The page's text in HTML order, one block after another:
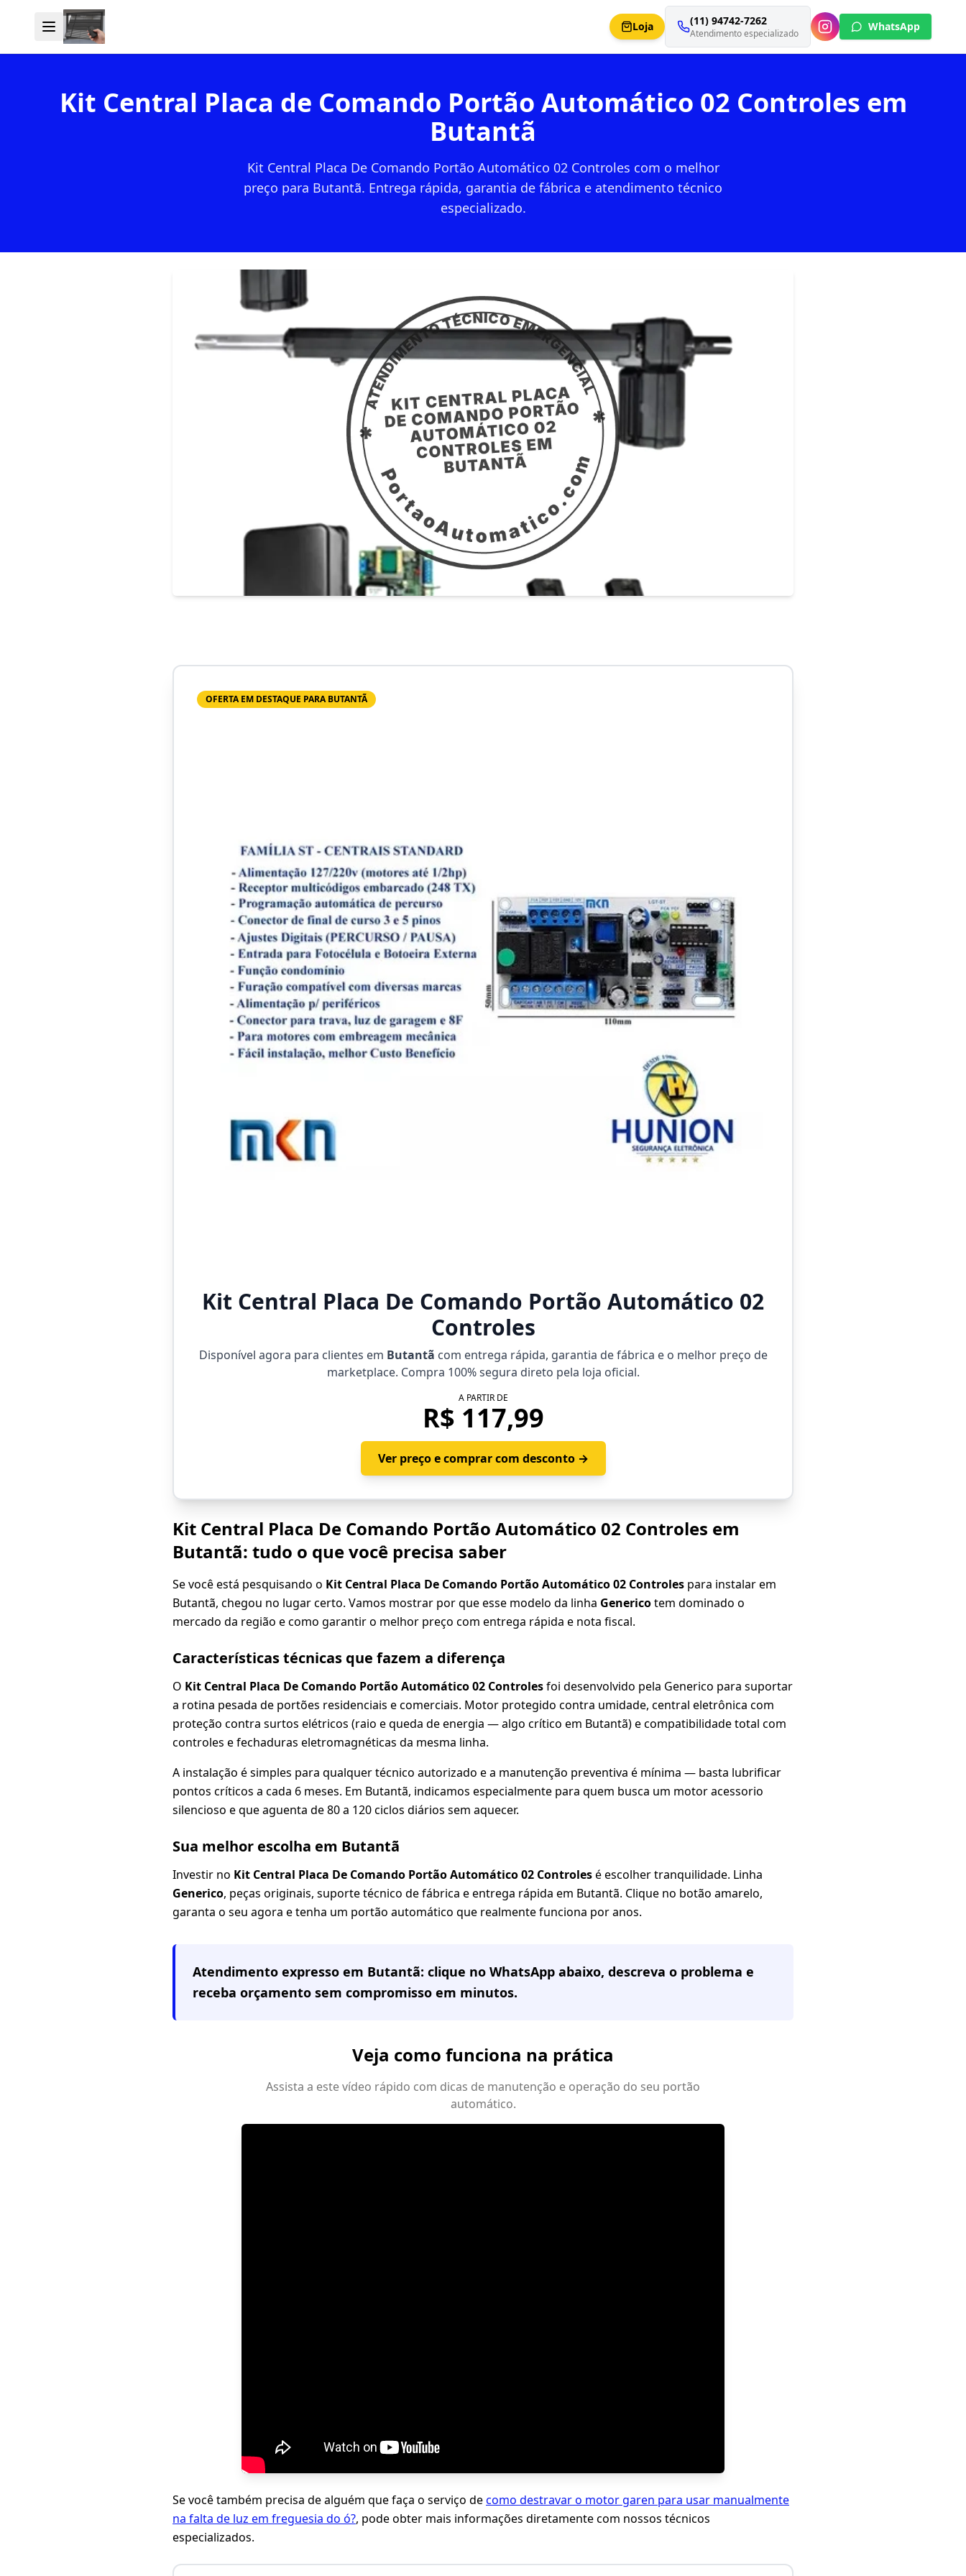
Loja (11) 94742-7262
Atendimento especializado
WhatsApp
Kit Central Placa de Comando Portão Automático 02 Controles em
Butantã
Kit Central Placa De Comando Portão Automático 02 Controles com o melhor
preço para Butantã. Entrega rápida, garantia de fábrica e atendimento técnico
especializado.
OFERTA EM DESTAQUE PARA BUTANTÃ
Kit Central Placa De Comando Portão Automático 02
Controles
Disponível agora para clientes em Butantã com entrega rápida, garantia de fábrica e o melhor preço de
marketplace. Compra 100% segura direto pela loja oficial.
A PARTIR DE
R$ 117,99
Ver preço e comprar com desconto →
Kit Central Placa De Comando Portão Automático 02 Controles em
Butantã: tudo o que você precisa saber
Se você está pesquisando o Kit Central Placa De Comando Portão Automático 02 Controles para instalar em
Butantã, chegou no lugar certo. Vamos mostrar por que esse modelo da linha Genericotem dominado o
mercado da região e como garantir o melhor preço com entrega rápida e nota fiscal.
Características técnicas que fazem a diferença
O Kit Central Placa De Comando Portão Automático 02 Controlesfoi desenvolvido pela Generico para suportar
a rotina pesada de portões residenciais e comerciais. Motor protegido contra umidade, central eletrônica com
proteção contra surtos elétricos (raio e queda de energia — algo crítico em Butantã) e compatibilidade total com
controles e fechaduras eletromagnéticas da mesma linha.
A instalação é simples para qualquer técnico autorizado e a manutenção preventiva é mínima — basta lubrificar
pontos críticos a cada 6 meses. Em Butantã, indicamos especialmente para quem busca um motor acessorio
silencioso e que aguenta de 80 a 120 ciclos diários sem aquecer.
Sua melhor escolha em Butantã
Investir no Kit Central Placa De Comando Portão Automático 02 Controlesé escolher tranquilidade. Linha
Generico, peças originais, suporte técnico de fábrica e entrega rápida em Butantã. Clique no botão amarelo,
garanta o seu agora e tenha um portão automático que realmente funciona por anos.
Atendimento expresso em Butantã: clique no WhatsApp abaixo, descreva o problema e
receba orçamento sem compromisso em minutos.
Veja como funciona na prática
Assista a este vídeo rápido com dicas de manutenção e operação do seu portão
automático.
Se você também precisa de alguém que faça o serviço decomo destravar o motor garen para usar manualmente
na falta de luz em freguesia do ó?, pode obter mais informações diretamente com nossos técnicos
especializados.